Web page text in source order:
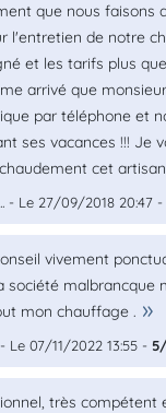
que nous faisons
l'entretien de notre
et les tarifs plus
arrivé que
par téléphone et
ses vacances !!! Je
cet
- Le 27/09/2018 20:47 -
vivement
société malbrancque
mon chauffage .
- Le 07/11/2022 13:55 -
très compétent